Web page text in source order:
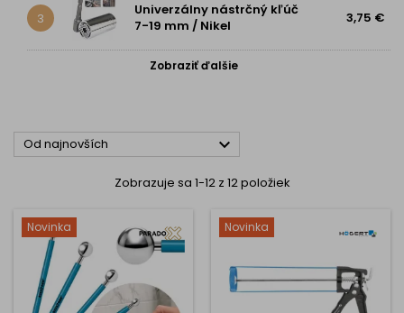
3
Univerzálny nástrčný kľúč
7-19 mm / Nikel
3,75 €
Zobraziť ďalšie
Od najnovších 
Zobrazuje sa 1-12 z 12 položiek
Novinka Novinka